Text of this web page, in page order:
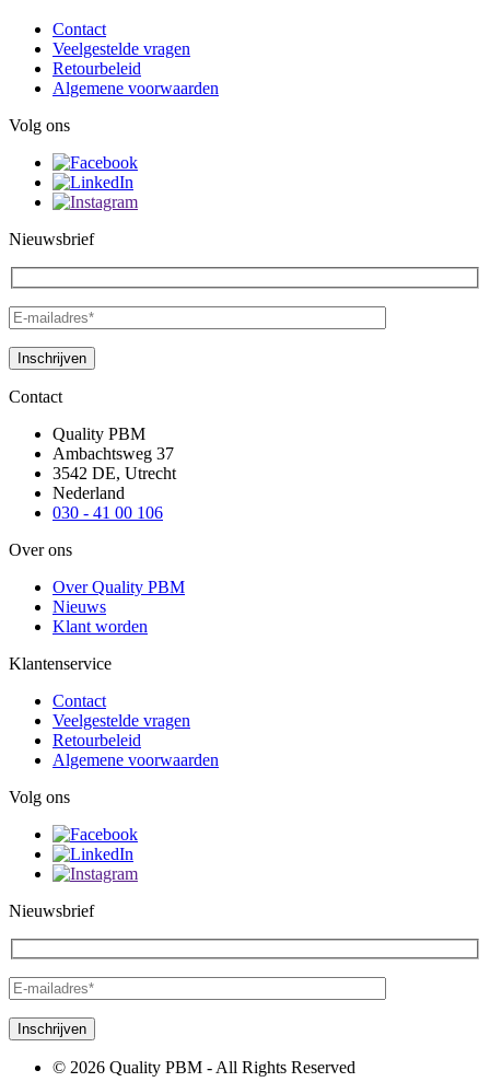
Contact
Veelgestelde vragen
Retourbeleid
Algemene voorwaarden
Volg ons
Nieuwsbrief
Contact
Quality PBM
Ambachtsweg 37
3542 DE, Utrecht
Nederland
030 - 41 00 106
Over ons
Over Quality PBM
Nieuws
Klant worden
Klantenservice
Contact
Veelgestelde vragen
Retourbeleid
Algemene voorwaarden
Volg ons
Nieuwsbrief
© 2026 Quality PBM - All Rights Reserved